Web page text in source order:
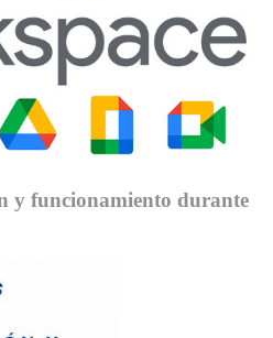
y funcionamiento durante